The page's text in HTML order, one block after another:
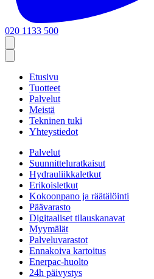
020 1133 500
Etusivu
Tuotteet
Palvelut
Meistä
Tekninen tuki
Yhteystiedot
Palvelut
Suunnitteluratkaisut
Hydrauliikkaletkut
Erikoisletkut
Kokoonpano ja räätälöinti
Päävarasto
Digitaaliset tilauskanavat
Myymälät
Palveluvarastot
Ennakoiva kartoitus
Enerpac-huolto
24h päivystys